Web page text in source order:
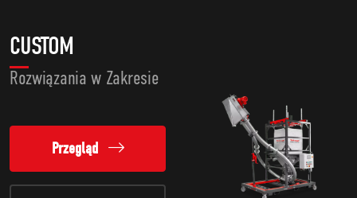
CUSTOM
Rozwiązania w Zakresie
Przegląd